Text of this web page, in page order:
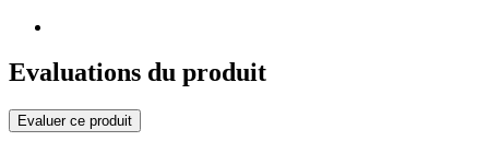
Evaluations du produit
Evaluer ce produit